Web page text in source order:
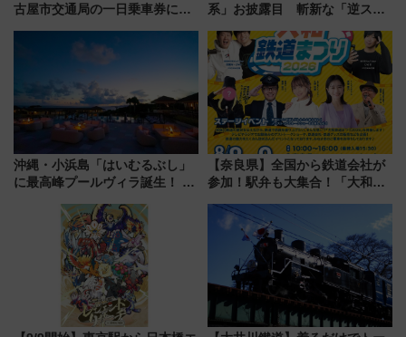
古屋市交通局の一日乗車券に！
定1万5000枚】
系」お披露目 斬新な「逆スラ
放的な車内空間に注目、デビュ
ーは9月
沖縄・小浜島「はいむるぶし」
に最高峰プールヴィラ誕生！ 石
美旅「何もしない贅沢」を体験
してみない？
【奈良県】全国から鉄道会社が
参加！駅弁も大集合！「大和鉄
に開催決定